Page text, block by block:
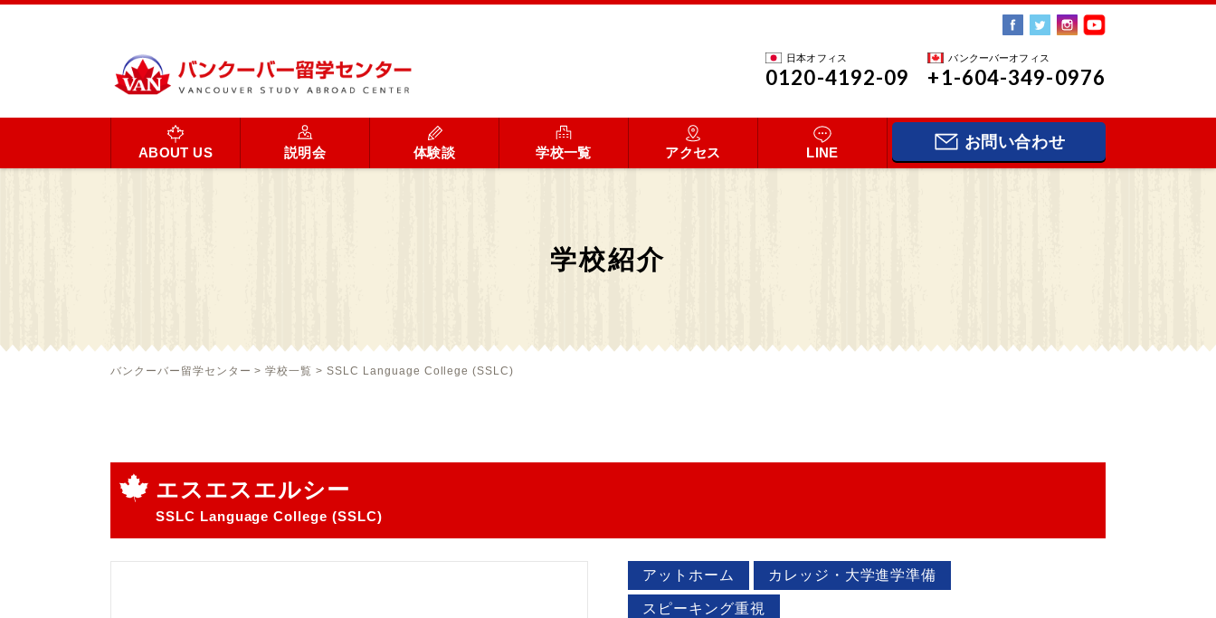
日本オフィス
0120-4192-09
バンクーバーオフィス
+1-604-349-0976
ABOUT US 説明会 体験談 学校一覧 アクセス LINE
お問い合わせ
学校紹介
バンクーバー留学センター >学校一覧 >SSLC Language College (SSLC)
エスエスエルシー
SSLC Language College (SSLC)
アットホーム カレッジ・大学進学準備
スピーキング重視